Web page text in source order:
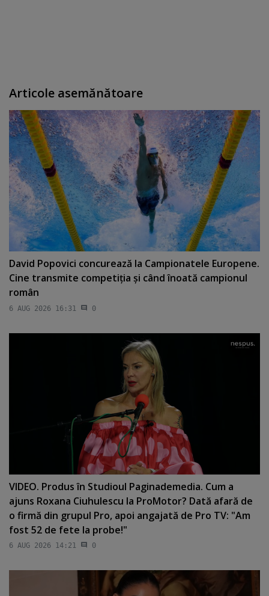
Articole asemănătoare
David Popovici concurează la Campionatele Europene.
Cine transmite competiţia şi când înoată campionul
român
6 AUG 2026 16:31 0
VIDEO. Produs în Studioul Paginademedia. Cum a
ajuns Roxana Ciuhulescu la ProMotor? Dată afară de
o firmă din grupul Pro, apoi angajată de Pro TV: "Am
fost 52 de fete la probe!"
6 AUG 2026 14:21 0